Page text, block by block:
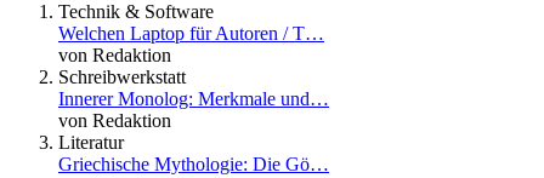
Technik & Software
Welchen Laptop für Autoren / T…
von Redaktion
Schreibwerkstatt
Innerer Monolog: Merkmale und…
von Redaktion
Literatur
Griechische Mythologie: Die Gö…